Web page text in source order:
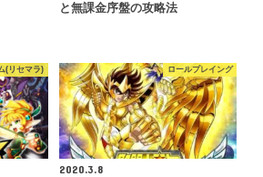
と無課金序盤の攻略法
(リセマラ) ロールプレイング
2020.3.8